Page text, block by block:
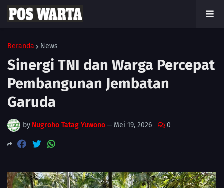
Beranda News
Sinergi TNI dan Warga Percepat
Pembangunan Jembatan
Garuda
by Nugroho Tatag Yuwono— Mei 19, 2026 0